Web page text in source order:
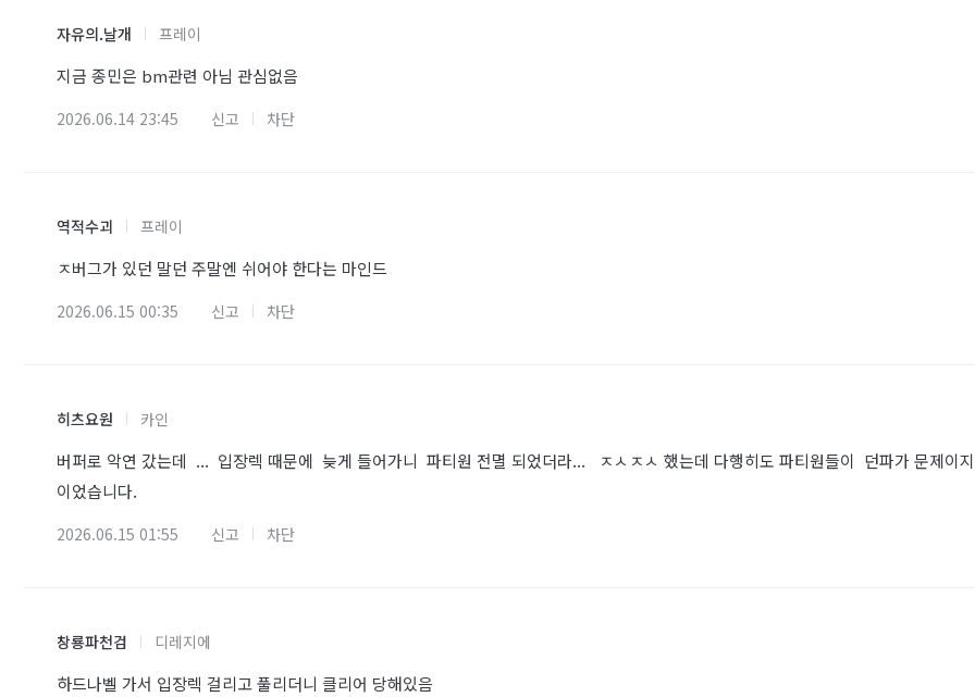
자유의.날개 프레이
지금 종민은 bm관련 아님 관심없음
2026.06.14 23:45 신고 차단
역적수괴 프레이
ㅈ버그가 있던 말던 주말엔 쉬어야 한다는 마인드
2026.06.15 00:35 신고 차단
히츠요원 카인
버퍼로 악연 갔는데 ... 입장렉 때문에 늦게 들어가니 파티원 전멸 되었더라... ㅈㅅㅈㅅ 했는데 다행히도 파티원들이 던파가 문제이
이었습니다.
2026.06.15 01:55 신고 차단
창룡파천검 디레지에
하드나벨 가서 입장렉 걸리고 풀리더니 클리어 당해있음